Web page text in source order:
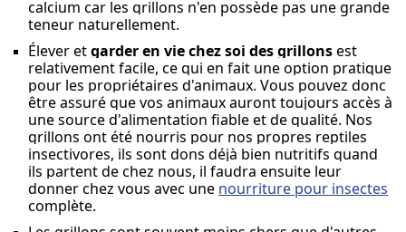
calcium car les grillons n'en possède pas une grande
teneur naturellement.
Élever et garder en vie chez soi des grillons est
relativement facile, ce qui en fait une option pratique
pour les propriétaires d'animaux. Vous pouvez donc
être assuré que vos animaux auront toujours accès à
une source d'alimentation fiable et de qualité. Nos
grillons ont été nourris pour nos propres reptiles
insectivores, ils sont dons déjà bien nutritifs quand
ils partent de chez nous, il faudra ensuite leur
donner chez vous avec une nourriture pour insectes
complète.